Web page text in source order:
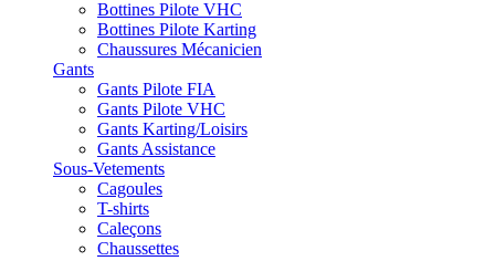
Bottines Pilote VHC
Bottines Pilote Karting
Chaussures Mécanicien
Gants
Gants Pilote FIA
Gants Pilote VHC
Gants Karting/Loisirs
Gants Assistance
Sous-Vetements
Cagoules
T-shirts
Caleçons
Chaussettes